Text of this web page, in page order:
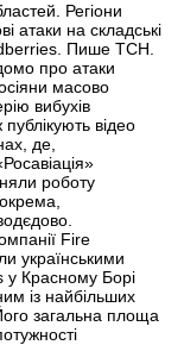
Регіони
атаки на складські
Пише ТСН.
про атаки
масово
вибухів
відео
де,
роботу
Fire
українськими
у Красному Борі
із найбільших
загальна площа